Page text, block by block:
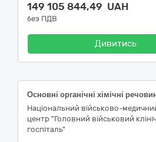
149 105 844,49 UAH
без ПДВ
Дивитись
Національний військово-
центр "Головний військовий
госпіталь"